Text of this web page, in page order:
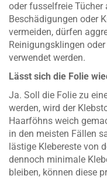
oder fusselfreie Tücher
Beschädigungen oder
vermeiden, dürfen
Reinigungsklingen
verwendet werden.
Lässt sich die Folie
Ja. Soll die Folie zu
werden, wird der
Haarföhns weich
in den meisten Fällen
lästige Klebereste von
dennoch minimale
bleiben, können diese